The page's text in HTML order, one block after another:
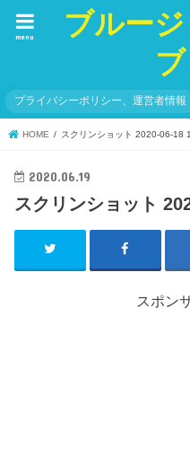
ブルー
menu
プライバシーポリシー、運営者情報
HOME スクリンショット 2020-06-18
2020.06.19
スクリンショット
スポン